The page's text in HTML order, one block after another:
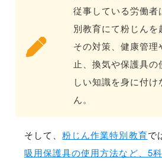
従事している労働
別教育にて粉じん
その対策、健康管
止、換気や保護具の
しい知識を身に付
ん。
そして、粉じん作業特別教育で
吸用保護具の使用方法など、5